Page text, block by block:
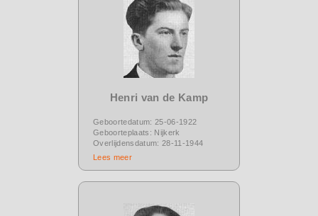
Henri van de Kamp
Geboortedatum: 25-06-1922
Geboorteplaats: Nijkerk
Overlijdensdatum: 28-11-1944
Lees meer